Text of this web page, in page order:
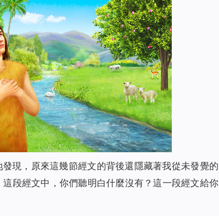
現，原來這幾節經文的背後還隱藏著我從未發覺的
段經文中，你們聽明白什麼沒有？這一段經文給你